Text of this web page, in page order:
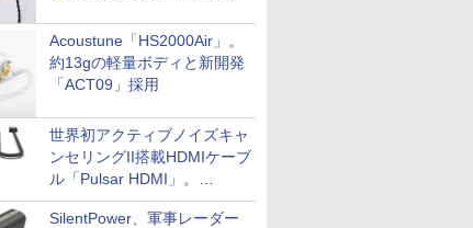
Acoustune「HS2000Air」。
約13gの軽量ボディと新開発
「ACT09」採用
世界初アクティブノイズキャ
ンセリングII搭載HDMIケーブ
ル「Pulsar HDMI」。
SilentPowerから
SilentPower、軍事レーダー